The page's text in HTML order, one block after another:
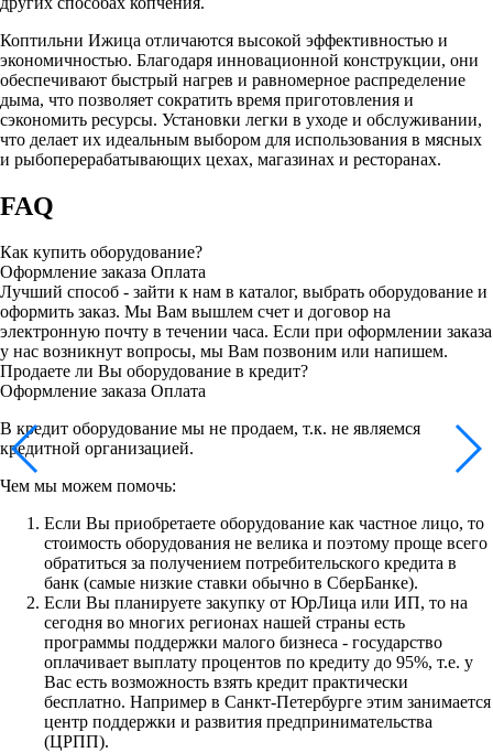
Коптильни Ижица отличаются высокой эффективностью и
экономичностью. Благодаря инновационной конструкции, они
обеспечивают быстрый нагрев и равномерное распределение
дыма, что позволяет сократить время приготовления и
сэкономить ресурсы. Установки легки в уходе и обслуживании,
что делает их идеальным выбором для использования в мясных
и рыбоперерабатывающих цехах, магазинах и ресторанах.
FAQ
Как купить оборудование?
Оформление заказа Оплата
Лучший способ - зайти к нам в каталог, выбрать оборудование и
оформить заказ. Мы Вам вышлем счет и договор на
электронную почту в течении часа. Если при оформлении заказа
у нас возникнут вопросы, мы Вам позвоним или напишем.
Продаете ли Вы оборудование в кредит?
Оформление заказа Оплата
В кредит оборудование мы не продаем, т.к. не являемся
кредитной организацией.
Чем мы можем помочь:
Если Вы приобретаете оборудование как частное лицо, то
стоимость оборудования не велика и поэтому проще всего
обратиться за получением потребительского кредита в
банк (самые низкие ставки обычно в СберБанке).
Если Вы планируете закупку от ЮрЛица или ИП, то на
сегодня во многих регионах нашей страны есть
программы поддержки малого бизнеса - государство
оплачивает выплату процентов по кредиту до 95%, т.е. у
Вас есть возможность взять кредит практически
бесплатно. Например в Санкт-Петербурге этим занимается
центр поддержки и развития предпринимательства
(ЦРПП).